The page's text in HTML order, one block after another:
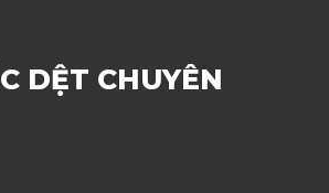
DỆT CHUYÊN
GỌI HOTLINE